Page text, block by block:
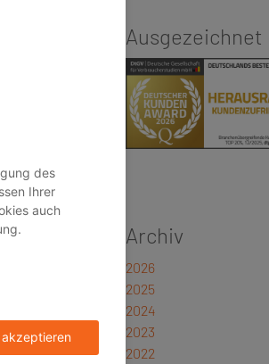
Ausgezeichnet
Archiv
2026
2025
2024
2023
2022